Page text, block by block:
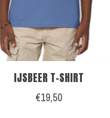
IJSBEER T-SHIRT
€19,50